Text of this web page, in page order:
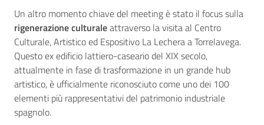
Un altro momento chiave del meeting è stato il focus sulla
rigenerazione culturaleattraverso la visita al Centro
Culturale, Artistico ed Espositivo La Lechera a Torrelavega.
Questo ex edificio lattiero-caseario del XIX secolo,
attualmente in fase di trasformazione in un grande hub
artistico, è ufficialmente riconosciuto come uno dei 100
elementi più rappresentativi del patrimonio industriale
spagnolo.